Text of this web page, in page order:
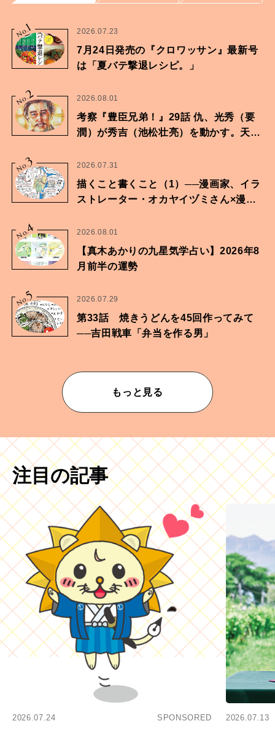
No.
1 2026.07.23
7月24日発売の『クロワッサン』最新号
は「夏バテ撃退レシピ。」
No.2 2026.08.01
考察『豊臣兄弟！』29話 仇、光秀（要
潤）が秀吉（池松壮亮）を動かす。天下
No.
3 2026.07.31
描くこと書くこと（1）──漫画家、イラ
ストレーター・オカヤイヅミさん×漫画
No.
4 2026.08.01
【真木あかりの九星気学占い】2026年8
月前半の運勢
No.
5 2026.07.29
第33話 焼きうどんを45回作ってみて
──吉田戦車「弁当を作る男」
もっと見る
注目の記事
2026.07.24 SPONSORED 2026.07.13